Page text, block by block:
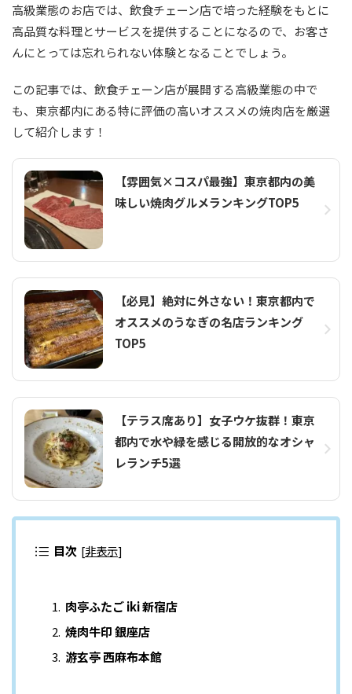
高級業態のお店では、飲食チェーン店で培った経験をもとに
高品質な料理とサービスを提供することになるので、お客さ
んにとっては忘れられない体験となることでしょう。
この記事では、飲食チェーン店が展開する高級業態の中で
も、東京都内にある特に評価の高いオススメの焼肉店を厳選
して紹介します！
【雰囲気×コスパ最強】東京都内の美
味しい焼肉グルメランキングTOP5
【必見】絶対に外さない！東京都内で
オススメのうなぎの名店ランキング
TOP5
【テラス席あり】女子ウケ抜群！東京
都内で水や緑を感じる開放的なオシャ
レランチ5選
目次 [非表示]
肉亭ふたご iki 新宿店
焼肉牛印 銀座店
游玄亭 西麻布本館